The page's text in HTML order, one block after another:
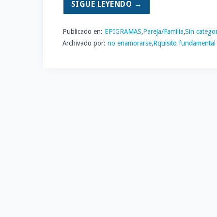
SIGUE LEYENDO →
Publicado en: EPIGRAMAS,Pareja/Familia,Sin
Archivado por: no enamorarse,Rquisito fundamental